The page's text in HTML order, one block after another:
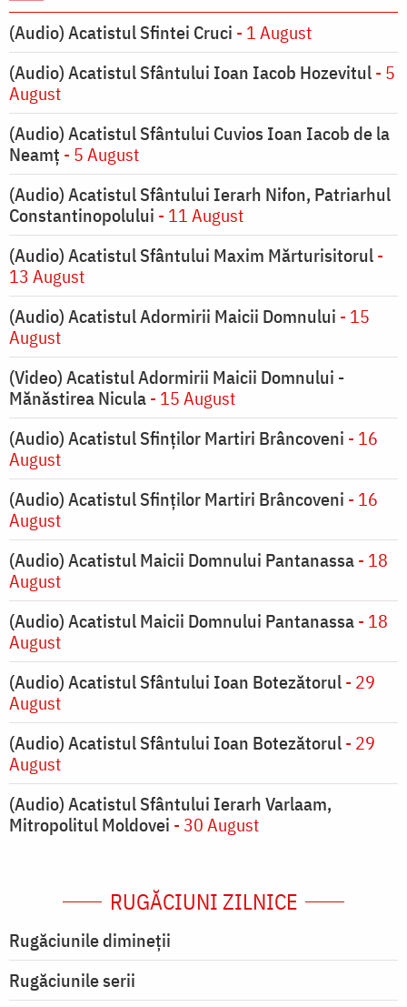
(Audio) Acatistul Sfintei Cruci - 1 August
(Audio) Acatistul Sfântului Ioan Iacob Hozevitul- 5
August
(Audio) Acatistul Sfântului Cuvios Ioan Iacob de la
Neamț - 5 August
(Audio) Acatistul Sfântului Ierarh Nifon, Patriarhul
Constantinopolului - 11 August
(Audio) Acatistul Sfântului Maxim Mărturisitorul-
13 August
(Audio) Acatistul Adormirii Maicii Domnului - 15
August
(Video) Acatistul Adormirii Maicii Domnului -
Mănăstirea Nicula- 15 August
(Audio) Acatistul Sfinților Martiri Brâncoveni - 16
August
(Audio) Acatistul Sfinților Martiri Brâncoveni - 16
August
(Audio) Acatistul Maicii Domnului Pantanassa- 18
August
(Audio) Acatistul Maicii Domnului Pantanassa- 18
August
(Audio) Acatistul Sfântului Ioan Botezătorul- 29
August
(Audio) Acatistul Sfântului Ioan Botezătorul- 29
August
(Audio) Acatistul Sfântului Ierarh Varlaam,
Mitropolitul Moldovei - 30 August
RUGĂCIUNI ZILNICE
Rugăciunile dimineții
Rugăciunile serii